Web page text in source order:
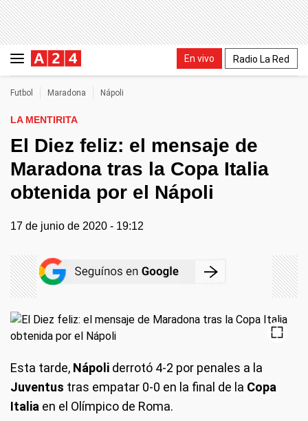
En vivo Radio La Red
Futbol Maradona Nápoli
LA MENTIRITA
El Diez feliz: el mensaje de
Maradona tras la Copa Italia
obtenida por el Nápoli
17 de junio de 2020 - 19:12
Esta tarde, Nápoli derrotó 4-2 por penales a la
Juventus tras empatar 0-0 en la final de la Copa
Italia en el Olímpico de Roma.